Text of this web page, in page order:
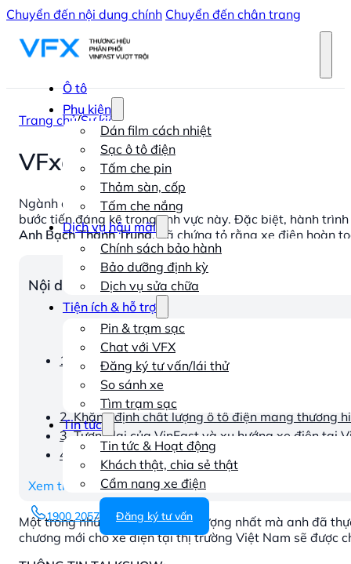
Chuyển đến nội dung chính Chuyển đến chân trang
Ô tô
Phụ kiện
Dán film cách nhiệt
Sạc ô tô điện
Tấm che pin
Thảm sàn, cốp
Tấm che nắng
Dịch vụ hậu mãi
Chính sách bảo hành
Bảo dưỡng định kỳ
Dịch vụ sửa chữa
Tiện ích & hỗ trợ
Pin & trạm sạc
Chat với VFX
Đăng ký tư vấn/lái thử
So sánh xe
Tìm trạm sạc
Tin tức
Tin tức & Hoạt động
Khách thật, chia sẻ thật
Cẩm nang xe điện
1900 2057 Đăng ký tư vấn
Trang chủ/Sự kiện
VFxanh Talkshow: Hành
Ngành công nghiệp xe điện đang phát triển mạnh mẽ
bước tiến đáng kể trong lĩnh vực này. Đặc biệt, hành
Anh Bạch Thành Trung, đã chứng tỏ rằng xe điện hoàn
Nội dung chính
1. Hành trình chinh phục Tây Tạng đầy thử thách
1.1 Công nghệ Pin hiện đại
1.2 Trải nghiệm thực tế
2. Khẳng định chất lượng ô tô điện mang thương
3. Tương lai của VinFast và xu hướng xe điện tại
4. Hành trình đầy triển vọng
Xem thêm
Một trong những hành trình ấn tượng nhất mà anh đã
chương mới cho xe điện tại thị trường Việt Nam sẽ được